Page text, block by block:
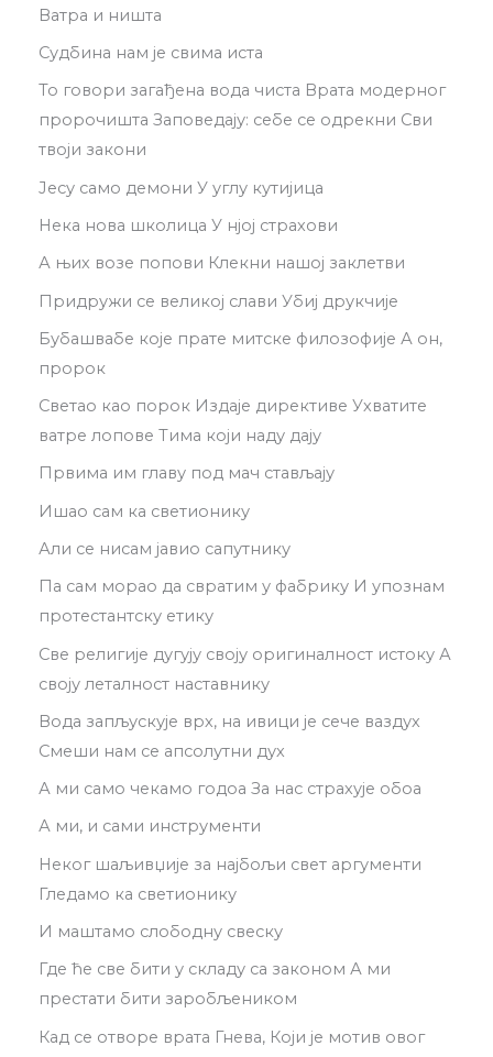
Ватра и ништа
Судбина нам је свима иста
То говори загађена вода чиста Врата модерног
пророчишта Заповедају: себе се одрекни Сви
твоји закони
Јесу само демони У углу кутијица
Нека нова школица У нјој страхови
А њих возе попови Клекни нашој заклетви
Придружи се великој слави Убиј друкчије
Бубашвабе које прате митске филозофије А он,
пророк
Светао као порок Издаје директиве Ухватите
ватре лопове Тима који наду дају
Првима им главу под мач стављају
Ишао сам ка светионику
Али се нисам јавио сапутнику
Па сам морао да свратим у фабрику И упознам
протестантску етику
Све религије дугују своју оригиналност истоку А
своју леталност наставнику
Вода запљускује врх, на ивици је сече ваздух
Смеши нам се апсолутни дух
А ми само чекамо годоа За нас страхује обоа
А ми, и сами инструменти
Неког шаљивџије за најбољи свет аргументи
Гледамо ка светионику
И маштамо слободну свеску
Где ће све бити у складу са законом А ми
престати бити заробљеником
Кад се отворе врата Гнева, Који је мотив овог